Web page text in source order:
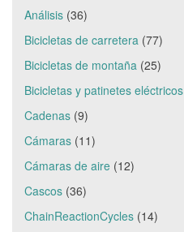
Análisis (36)
Bicicletas de carretera (77)
Bicicletas de montaña (25)
Bicicletas y patinetes eléctricos
Cadenas (9)
Cámaras (11)
Cámaras de aire (12)
Cascos (36)
ChainReactionCycles (14)